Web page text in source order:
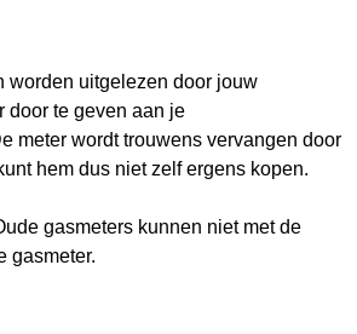
worden uitgelezen door jouw
door te geven aan je
meter wordt trouwens vervangen door
hem dus niet zelf ergens kopen.
gasmeters kunnen niet met de
gasmeter.